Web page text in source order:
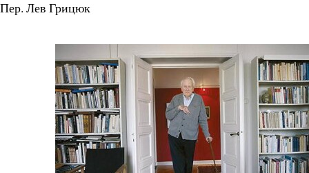
Пер. Лев Грицюк